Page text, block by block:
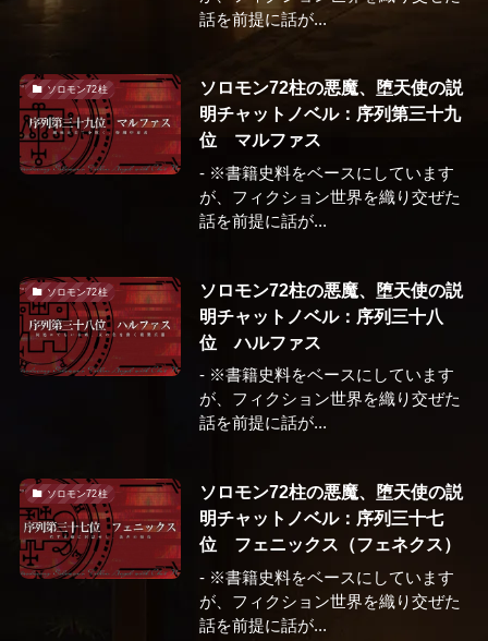
話を前提に話が...
ソロモン72柱
ソロモン72柱の悪魔、堕天使の説
明チャットノベル：序列第三十九
位 マルファス
- ※書籍史料をベースにしています
が、フィクション世界を織り交ぜた
話を前提に話が...
ソロモン72柱
ソロモン72柱の悪魔、堕天使の説
明チャットノベル：序列三十八
位 ハルファス
- ※書籍史料をベースにしています
が、フィクション世界を織り交ぜた
話を前提に話が...
ソロモン72柱
ソロモン72柱の悪魔、堕天使の説
明チャットノベル：序列三十七
位 フェニックス（フェネクス）
- ※書籍史料をベースにしています
が、フィクション世界を織り交ぜた
話を前提に話が...